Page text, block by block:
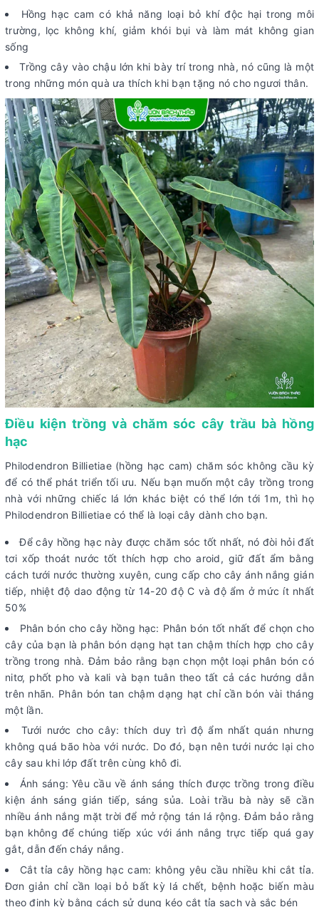
Hồng hạc cam có khả năng loại bỏ khí độc hại trong môi
trường, lọc không khí, giảm khói bụi và làm mát không gian
sống
Trồng cây vào chậu lớn khi bày trí trong nhà, nó cũng là một
trong những món quà ưa thích khi bạn tặng nó cho ngươi thân.
Điều kiện trồng và chăm sóc cây trầu bà hồng
hạc
Philodendron Billietiae (hồng hạc cam) chăm sóc không cầu kỳ
để có thể phát triển tối ưu. Nếu bạn muốn một cây trồng trong
nhà với những chiếc lá lớn khác biệt có thể lớn tới 1m, thì họ
Philodendron Billietiae có thể là loại cây dành cho bạn.
Để cây hồng hạc này được chăm sóc tốt nhất, nó đòi hỏi đất
tơi xốp thoát nước tốt thích hợp cho aroid, giữ đất ẩm bằng
cách tưới nước thường xuyên, cung cấp cho cây ánh nắng gián
tiếp, nhiệt độ dao động từ 14-20 độ C và độ ẩm ở mức ít nhất
50%
Phân bón cho cây hồng hạc: Phân bón tốt nhất để chọn cho
cây của bạn là phân bón dạng hạt tan chậm thích hợp cho cây
trồng trong nhà. Đảm bảo rằng bạn chọn một loại phân bón có
nitơ, phốt pho và kali và bạn tuân theo tất cả các hướng dẫn
trên nhãn. Phân bón tan chậm dạng hạt chỉ cần bón vài tháng
một lần.
Tưới nước cho cây: thích duy trì độ ẩm nhất quán nhưng
không quá bão hòa với nước. Do đó, bạn nên tưới nước lại cho
cây sau khi lớp đất trên cùng khô đi.
Ánh sáng: Yêu cầu về ánh sáng thích được trồng trong điều
kiện ánh sáng gián tiếp, sáng sủa. Loài trầu bà này sẽ cần
nhiều ánh nắng mặt trời để mở rộng tán lá rộng. Đảm bảo rằng
bạn không để chúng tiếp xúc với ánh nắng trực tiếp quá gay
gắt, dẫn đến cháy nắng.
Cắt tỉa cây hồng hạc cam: không yêu cầu nhiều khi cắt tỉa.
Đơn giản chỉ cần loại bỏ bất kỳ lá chết, bệnh hoặc biến màu
theo định kỳ bằng cách sử dụng kéo cắt tỉa sạch và sắc bén